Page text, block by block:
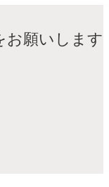
お願いします